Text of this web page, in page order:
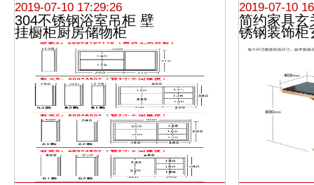
2019-07-10 17:29:26
304不锈钢浴室吊柜 壁
挂橱柜厨房储物柜
2019-07-10
简约家具玄
锈钢装饰柜